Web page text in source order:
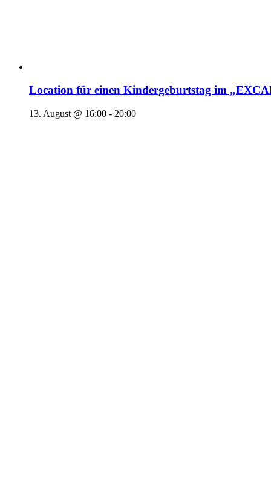
Location für einen Kindergeburtstag im
13. August @ 16:00 - 20:00